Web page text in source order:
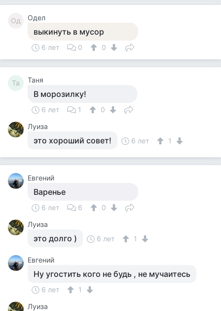
Од Одел
выкинуть в мусор
6 лет 0 0
Та Таня
В морозилку!
6 лет 1
0
Луиза
это хороший совет! 6 лет 1
Евгений
Варенье
6 лет 6
0
Луиза
это долго ) 6 лет 1
Евгений
Ну угостить кого не будь , не мучаитесь
6 лет
1
Луиза